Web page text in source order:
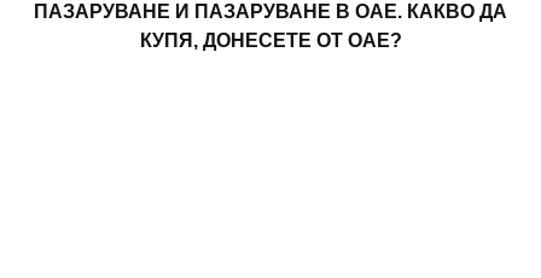
ПАЗАРУВАНЕ И ПАЗАРУВАНЕ В ОАЕ. КАКВО ДА
КУПЯ, ДОНЕСЕТЕ ОТ ОАЕ?